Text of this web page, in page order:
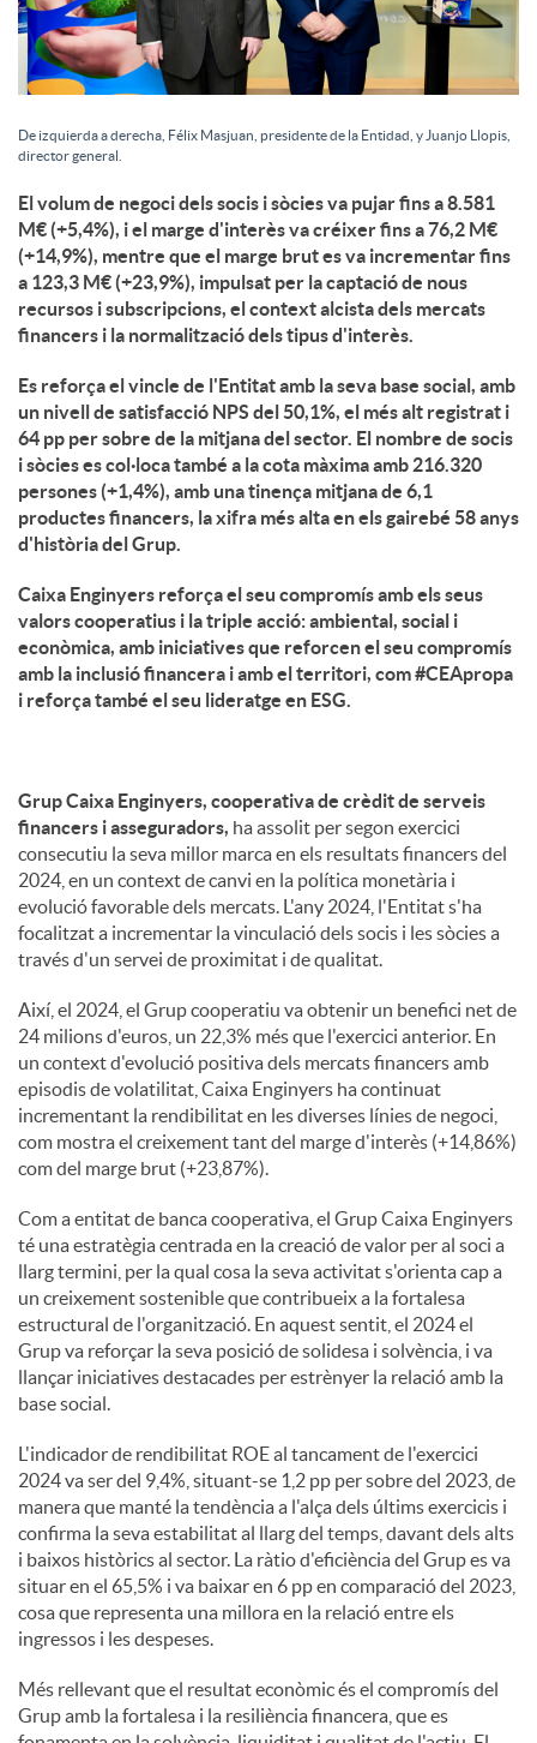
n
g
u
t
s
De izquierda a derecha, Félix Masjuan, presidente de la Entidad, y Juanjo Llopis,
director general.
El volum de negoci dels socis i sòcies va pujar fins a 8.581
M€ (+5,4%), i el marge d'interès va créixer fins a 76,2 M€
(+14,9%), mentre que el marge brut es va incrementar fins
a 123,3 M€ (+23,9%), impulsat per la captació de nous
recursos i subscripcions, el context alcista dels mercats
financers i la normalització dels tipus d'interès.
Es reforça el vincle de l'Entitat amb la seva base social, amb
un nivell de satisfacció NPS del 50,1%, el més alt registrat i
64 pp per sobre de la mitjana del sector. El nombre de socis
i sòcies es col·loca també a la cota màxima amb 216.320
persones (+1,4%), amb una tinença mitjana de 6,1
productes financers, la xifra més alta en els gairebé 58 anys
d'història del Grup.
Caixa Enginyers reforça el seu compromís amb els seus
valors cooperatius i la triple acció: ambiental, social i
econòmica, amb iniciatives que reforcen el seu compromís
amb la inclusió financera i amb el territori, com #CEApropa
i reforça també el seu lideratge en ESG.
Grup Caixa Enginyers, cooperativa de crèdit de serveis
financers i asseguradors, ha assolit per segon exercici
consecutiu la seva millor marca en els resultats financers del
2024, en un context de canvi en la política monetària i
evolució favorable dels mercats. L'any 2024, l'Entitat s'ha
focalitzat a incrementar la vinculació dels socis i les sòcies a
través d'un servei de proximitat i de qualitat.
Així, el 2024, el Grup cooperatiu va obtenir un benefici net de
24 milions d'euros, un 22,3% més que l'exercici anterior. En
un context d'evolució positiva dels mercats financers amb
episodis de volatilitat, Caixa Enginyers ha continuat
incrementant la rendibilitat en les diverses línies de negoci,
com mostra el creixement tant del marge d'interès (+14,86%)
com del marge brut (+23,87%).
Com a entitat de banca cooperativa, el Grup Caixa Enginyers
té una estratègia centrada en la creació de valor per al soci a
llarg termini, per la qual cosa la seva activitat s'orienta cap a
un creixement sostenible que contribueix a la fortalesa
estructural de l'organització. En aquest sentit, el 2024 el
Grup va reforçar la seva posició de solidesa i solvència, i va
llançar iniciatives destacades per estrènyer la relació amb la
base social.
L'indicador de rendibilitat ROE al tancament de l'exercici
2024 va ser del 9,4%, situant-se 1,2 pp per sobre del 2023, de
manera que manté la tendència a l'alça dels últims exercicis i
confirma la seva estabilitat al llarg del temps, davant dels alts
i baixos històrics al sector. La ràtio d'eficiència del Grup es va
situar en el 65,5% i va baixar en 6 pp en comparació del 2023,
cosa que representa una millora en la relació entre els
ingressos i les despeses.
Més rellevant que el resultat econòmic és el compromís del
Grup amb la fortalesa i la resiliència financera, que es